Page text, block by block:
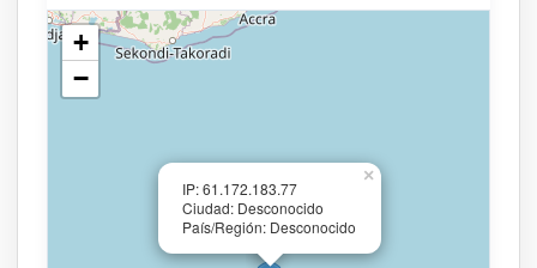
IP: 61.172.183.77
Ciudad: Desconocido
País/Región: Desconocido
×
+
−